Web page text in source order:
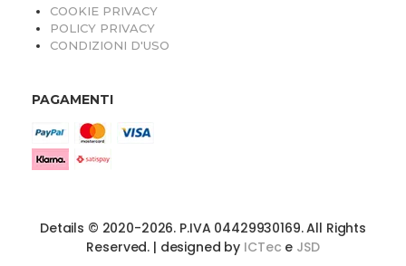
COOKIE PRIVACY
POLICY PRIVACY
CONDIZIONI D'USO
PAGAMENTI
Details © 2020-2026. P.IVA 04429930169. All Rights
Reserved. | designed by ICTec e JSD